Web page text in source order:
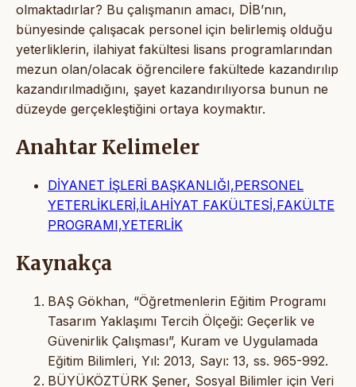
olmaktadırlar? Bu çalışmanın amacı, DİB’nın,
bünyesinde çalışacak personel için belirlemiş olduğu
yeterliklerin, ilahiyat fakültesi lisans programlarından
mezun olan/olacak öğrencilere fakültede kazandırılıp
kazandırılmadığını, şayet kazandırılıyorsa bunun ne
düzeyde gerçekleştiğini ortaya koymaktır.
Anahtar Kelimeler
DİYANET İŞLERİ BAŞKANLIĞI,PERSONEL
YETERLİKLERİ,İLAHİYAT FAKÜLTESİ,FAKÜLTE
PROGRAMI,YETERLİK
Kaynakça
BAŞ Gökhan, “Öğretmenlerin Eğitim Programı
Tasarım Yaklaşımı Tercih Ölçeği: Geçerlik ve
Güvenirlik Çalışması”, Kuram ve Uygulamada
Eğitim Bilimleri, Yıl: 2013, Sayı: 13, ss. 965-992.
BÜYÜKÖZTÜRK Şener, Sosyal Bilimler için Veri